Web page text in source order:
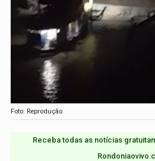
Foto: Reprodução
Receba todas as notícias